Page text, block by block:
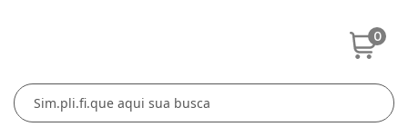
0
Cozinha
Conforto Térmico
Cuidados Pessoais